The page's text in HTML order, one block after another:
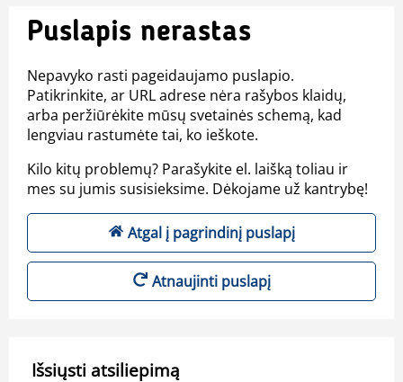
Puslapis nerastas
Nepavyko rasti pageidaujamo puslapio.
Patikrinkite, ar URL adrese nėra rašybos klaidų,
arba peržiūrėkite mūsų svetainės schemą, kad
lengviau rastumėte tai, ko ieškote.
Kilo kitų problemų? Parašykite el. laišką toliau ir
mes su jumis susisieksime. Dėkojame už kantrybę!
Atgal į pagrindinį puslapį
Atnaujinti puslapį
Išsiųsti atsiliepimą